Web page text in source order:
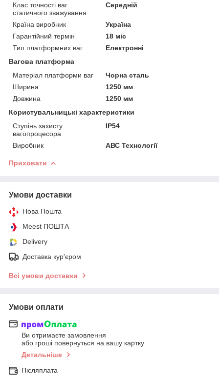
Клас точності ваг
статичного зважування
Середній
Країна виробник
Україна
Гарантійний термін
18 міс
Тип платформних ваг
Електронні
Вагова платформа
Матеріал платформи ваг
Чорна сталь
Ширина
1250 мм
Довжина
1250 мм
Користувальницькі характеристики
Ступінь захисту
вагопроцесора
IP54
Виробник АВС Технології
Приховати
Умови доставки
Нова Пошта
Meest ПОШТА
Delivery
Доставка кур'єром
Всі умови доставки
Умови оплати
Ви отримаєте замовлення
або гроші повернуться на вашу картку
Детальніше
Післяплата